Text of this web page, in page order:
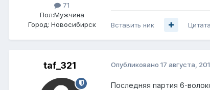
71
Пол:Мужчина
Город: Новосибирск Вставить ник Цитата
taf_321 Опубликовано 17 августа,
Последняя партия 6-